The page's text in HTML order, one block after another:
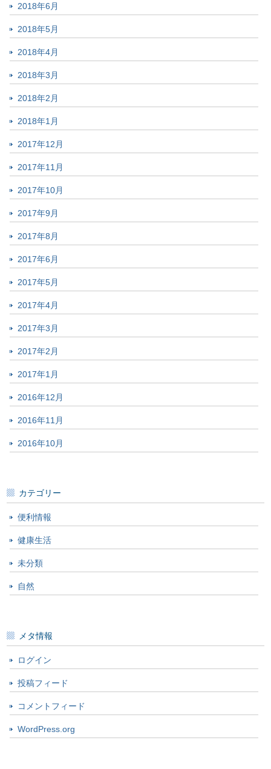
2018年6月
2018年5月
2018年4月
2018年3月
2018年2月
2018年1月
2017年12月
2017年11月
2017年10月
2017年9月
2017年8月
2017年6月
2017年5月
2017年4月
2017年3月
2017年2月
2017年1月
2016年12月
2016年11月
2016年10月
カテゴリー
便利情報
健康生活
未分類
自然
メタ情報
ログイン
投稿フィード
コメントフィード
WordPress.org